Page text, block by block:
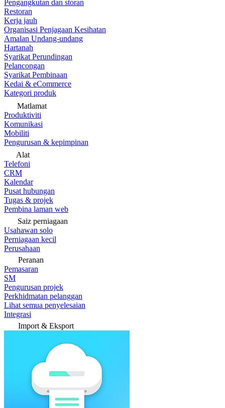
Pengangkutan dan storan
Restoran
Kerja jauh
Organisasi Penjagaan Kesihatan
Amalan Undang-undang
Hartanah
Syarikat Perundingan
Pelancongan
Syarikat Pembinaan
Kedai & eCommerce
Kategori produk
Matlamat
Produktiviti
Komunikasi
Mobiliti
Pengurusan & kepimpinan
Alat
Telefoni
CRM
Kalendar
Pusat hubungan
Tugas & projek
Pembina laman web
Saiz perniagaan
Usahawan solo
Perniagaan kecil
Perusahaan
Peranan
Pemasaran
SM
Pengurusan projek
Perkhidmatan pelanggan
Lihat semua penyelesaian
Integrasi
Import & Eksport